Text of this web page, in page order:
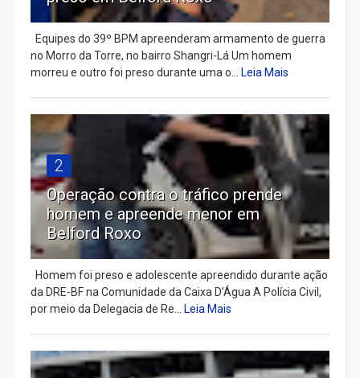
Equipes do 39º BPM apreenderam armamento de guerra
no Morro da Torre, no bairro Shangri-Lá Um homem
morreu e outro foi preso durante uma o...
Leia Mais
2
Operação contra o tráfico prende
homem e apreende menor em
Belford Roxo
Homem foi preso e adolescente apreendido durante ação
da DRE-BF na Comunidade da Caixa D’Água A Polícia Civil,
por meio da Delegacia de Re...
Leia Mais